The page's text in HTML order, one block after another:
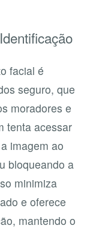
facial é
seguro, que
moradores e
tenta acessar
imagem ao
bloqueando a
minimiza
e oferece
mantendo o